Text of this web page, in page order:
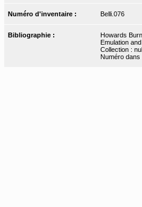
Numéro d'inventaire : Belli.076
Bibliographie :
Howards
Emulation
Collection :
Numéro dans